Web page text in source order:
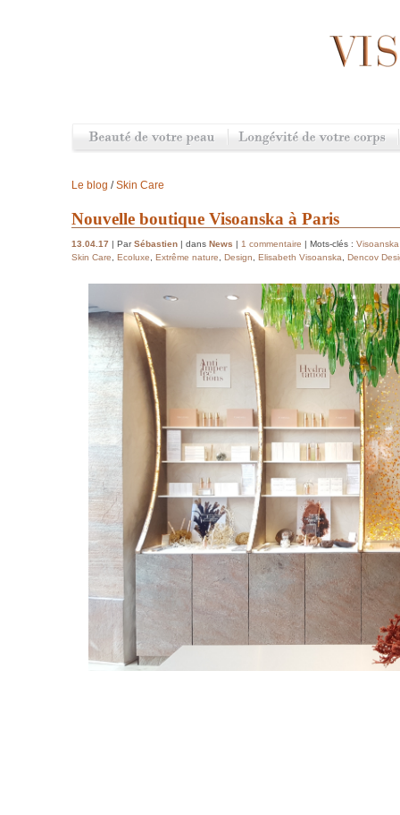
Le blog /Skin Care
Nouvelle boutique Visoanska à Paris
13.04.17 | ParSébastien | dans News | 1 commentaire | Mots-clés :
Skin Care, Ecoluxe, Extrême nature, Design, Elisabeth Visoanska, Dencov